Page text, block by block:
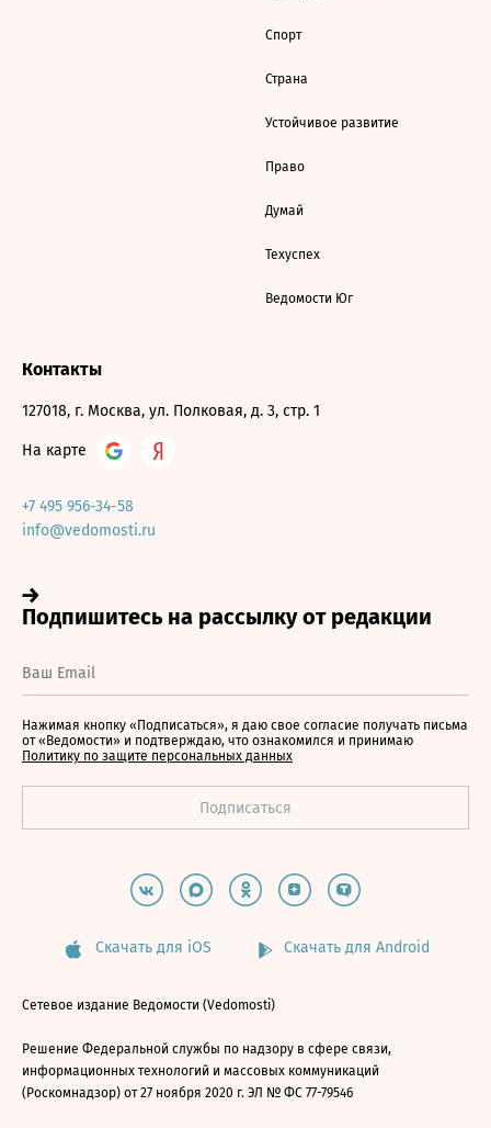
Спорт
Страна
Устойчивое развитие
Право
Думай
Техуспех
Ведомости Юг
Контакты
127018, г. Москва, ул. Полковая, д. 3, стр. 1
На карте
+7 495 956-34-58
info@vedomosti.ru
Нажимая кнопку «Подписаться», я даю свое согласие получать письма
от «Ведомости» и подтверждаю, что ознакомился и принимаю
Политику по защите персональных данных
Скачать для iOS Скачать для Android
Сетевое издание Ведомости (Vedomosti)
Решение Федеральной службы по надзору в сфере связи,
информационных технологий и массовых коммуникаций
(Роскомнадзор) от 27 ноября 2020 г. ЭЛ № ФС 77-79546